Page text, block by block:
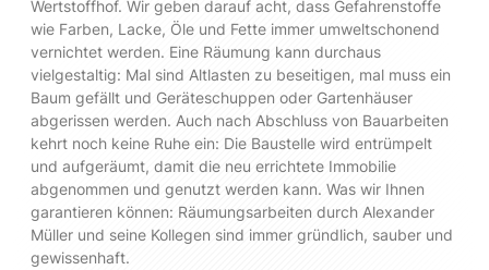
Wertstoffhof. Wir geben darauf acht, dass Gefahrenstoffe
wie Farben, Lacke, Öle und Fette immer umweltschonend
vernichtet werden. Eine Räumung kann durchaus
vielgestaltig: Mal sind Altlasten zu beseitigen, mal muss ein
Baum gefällt und Geräteschuppen oder Gartenhäuser
abgerissen werden. Auch nach Abschluss von Bauarbeiten
kehrt noch keine Ruhe ein: Die Baustelle wird entrümpelt
und aufgeräumt, damit die neu errichtete Immobilie
abgenommen und genutzt werden kann. Was wir Ihnen
garantieren können: Räumungsarbeiten durch Alexander
Müller und seine Kollegen sind immer gründlich, sauber und
gewissenhaft.